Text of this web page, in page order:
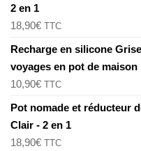
2 en 1
18,90€ TTC
Recharge en silicone
voyages en pot de maison
10,90€ TTC
Pot nomade et réducteur
Clair - 2 en 1
18,90€ TTC